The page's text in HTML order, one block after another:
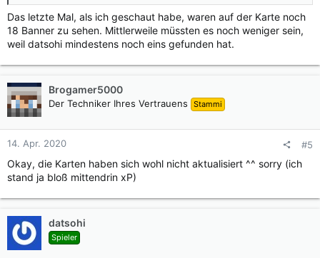
Das letzte Mal, als ich geschaut habe, waren auf der Karte noch
18 Banner zu sehen. Mittlerweile müssten es noch weniger sein,
weil datsohi mindestens noch eins gefunden hat.
Brogamer5000
Der Techniker Ihres Vertrauens Stammi
14. Apr. 2020 #5
Okay, die Karten haben sich wohl nicht aktualisiert ^^ sorry (ich
stand ja bloß mittendrin xP)
datsohi
Spieler